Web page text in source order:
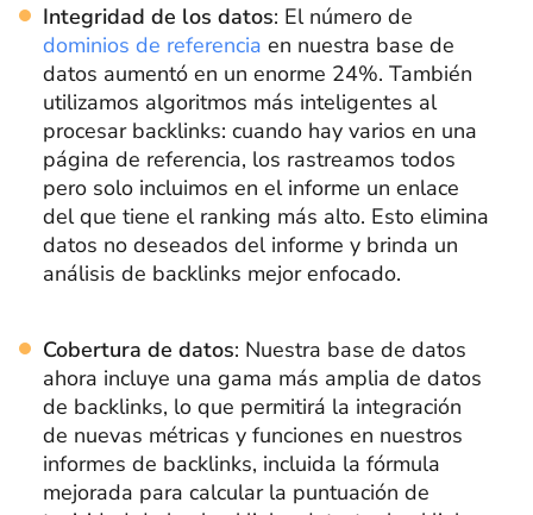
Integridad de los datos: El número de
dominios de referencia en nuestra base de
datos aumentó en un enorme 24%. También
utilizamos algoritmos más inteligentes al
procesar backlinks: cuando hay varios en una
página de referencia, los rastreamos todos
pero solo incluimos en el informe un enlace
del que tiene el ranking más alto. Esto elimina
datos no deseados del informe y brinda un
análisis de backlinks mejor enfocado.
Cobertura de datos: Nuestra base de datos
ahora incluye una gama más amplia de datos
de backlinks, lo que permitirá la integración
de nuevas métricas y funciones en nuestros
informes de backlinks, incluida la fórmula
mejorada para calcular la puntuación de